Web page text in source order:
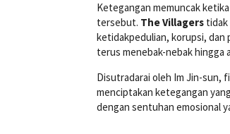
Ketegangan memuncak
tersebut. The Villagers tidak
ketidakpedulian, korupsi, dan
terus menebak-nebak hingga
Disutradarai oleh Im Jin-sun,
menciptakan ketegangan
dengan sentuhan emosional